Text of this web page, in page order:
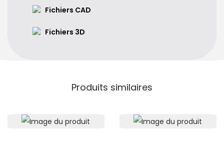
Fichiers CAD
Fichiers 3D
Produits similaires